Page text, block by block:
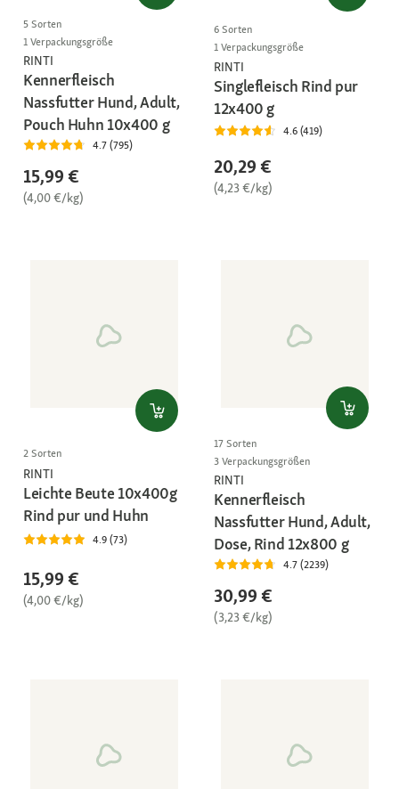
5 Sorten
1 Verpackungsgröße
RINTI
Kennerfleisch
Nassfutter Hund, Adult,
Pouch Huhn 10x400 g
4.7 (795)
15,99 €
(4,00 €/kg)
6 Sorten
1 Verpackungsgröße
RINTI
Singlefleisch Rind pur
12x400 g
4.6 (419)
20,29 €
(4,23 €/kg)
2 Sorten
RINTI
Leichte Beute 10x400g
Rind pur und Huhn
4.9 (73)
15,99 €
(4,00 €/kg)
17 Sorten
3 Verpackungsgrößen
RINTI
Kennerfleisch
Nassfutter Hund, Adult,
Dose, Rind 12x800 g
4.7 (2239)
30,99 €
(3,23 €/kg)